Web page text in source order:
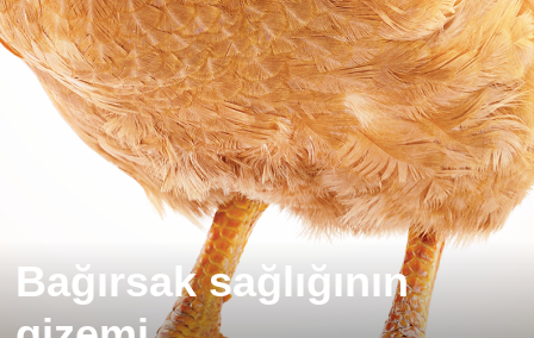
Bağırsak sağlığının